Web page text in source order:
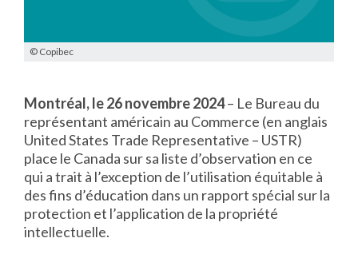
© Copibec
Montréal, le 26 novembre 2024– Le Bureau du
représentant américain au Commerce (en anglais
United States Trade Representative – USTR)
place le Canada sur sa liste d’observation en ce
qui a trait à l’exception de l’utilisation équitable à
des fins d’éducation dans un rapport spécial sur la
protection et l’application de la propriété
intellectuelle.